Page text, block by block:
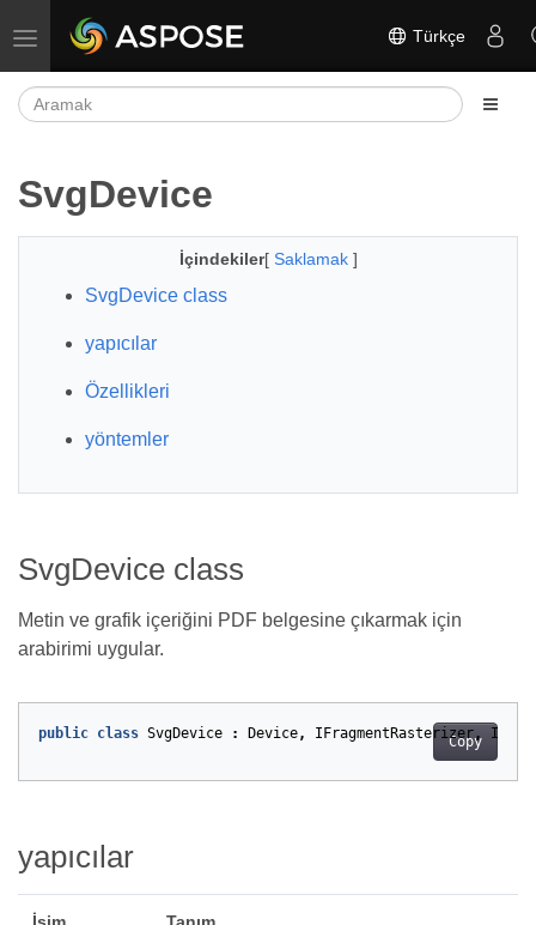
Gezinmeyi aç/kapat Türkçe
SvgDevice
İçindekiler[ Saklamak ]
SvgDevice class
yapıcılar
Özellikleri
yöntemler
SvgDevice class
Metin ve grafik içeriğini PDF belgesine çıkarmak için
arabirimi uygular.
Copy
public class SvgDevice : Device, IFragmentRasterizer,
yapıcılar